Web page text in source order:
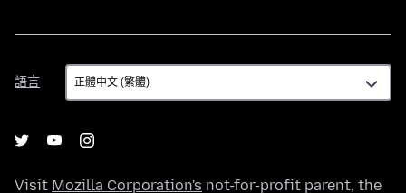
語言
語
言
Visit Mozilla Corporation's not-for-profit parent, the